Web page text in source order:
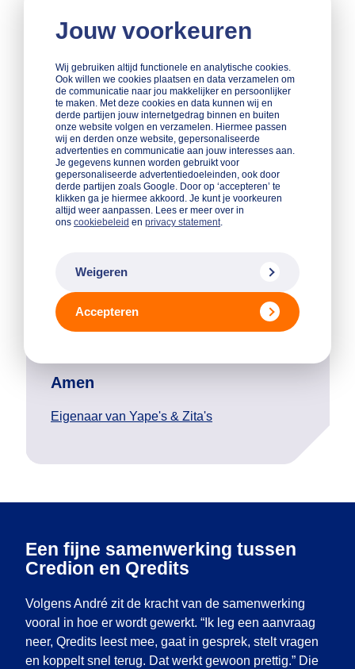
Jouw voorkeuren
Wij gebruiken altijd functionele en analytische cookies.
Ook willen we cookies plaatsen en data verzamelen om
de communicatie naar jou makkelijker en persoonlijker
te maken. Met deze cookies en data kunnen wij en
derde partijen jouw internetgedrag binnen en buiten
onze website volgen en verzamelen. Hiermee passen
wij en derden onze website, gepersonaliseerde
advertenties en communicatie aan jouw interesses aan.
Je gegevens kunnen worden gebruikt voor
gepersonaliseerde advertentiedoeleinden, ook door
derde partijen zoals Google. Door op ‘accepteren’ te
klikken ga je hiermee akkoord. Je kunt je voorkeuren
altijd weer aanpassen. Lees er meer over in
ons cookiebeleid en privacy statement
Weigeren
Accepteren
Bij André voelde het meteen
persoonlijk. Niet: ik doe dit
omdat ik eraan wil verdienen.
Maar echt: ik wil dat jij die
onderneming goed overneemt.
En bij Qredits voelde dat net
gelijk weg was.
Amen
Eigenaar van Yape's & Zita's
Een fijne samenwerking tussen
Credion en Qredits
Volgens André zit de kracht van de samenwerking
vooral in hoe er wordt gewerkt. “Ik leg een aanvraag
neer, Qredits leest mee, gaat in gesprek, stelt vragen
en koppelt snel terug. Dat werkt gewoon prettig.” Die